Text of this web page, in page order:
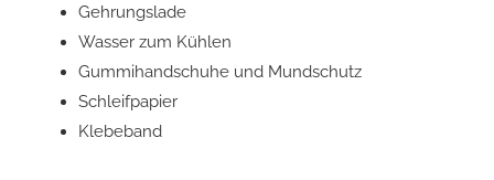
Gehrungslade
Wasser zum Kühlen
Gummihandschuhe und Mundschutz
Schleifpapier
Klebeband